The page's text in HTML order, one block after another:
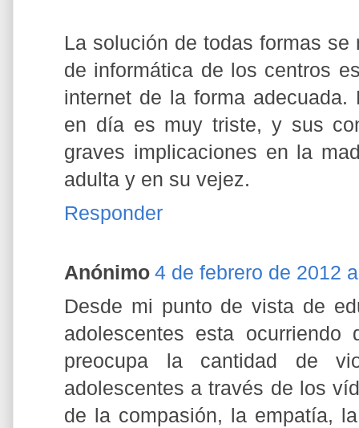
La solución de todas formas
de informática de los centros
internet de la forma
en día es muy triste, y sus
graves implicaciones en la
adulta y en su vejez.
Responder
Anónimo 4 de febrero de 2012
Desde mi punto de vista de
adolescentes esta ocurriendo
preocupa la cantidad de
adolescentes a través de los
de la compasión, la empatía,